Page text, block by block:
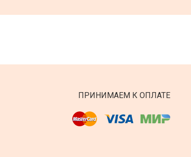
ПРИНИМАЕМ К ОПЛАТЕ